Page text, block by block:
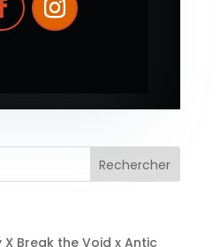
X Break the Void x Antic